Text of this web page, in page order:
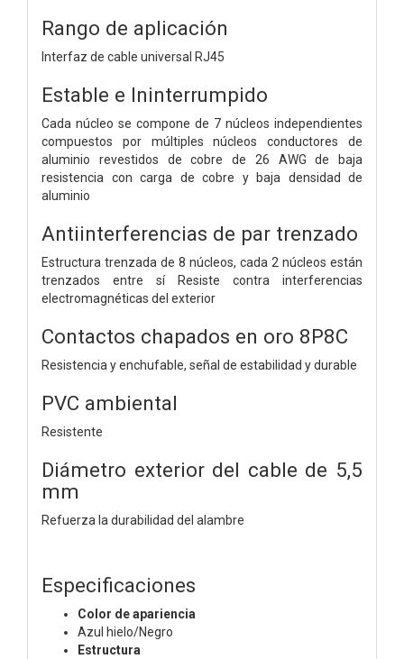
Rango de aplicación
Interfaz de cable universal RJ45
Estable e Ininterrumpido
Cada núcleo se compone de 7 núcleos independientes
compuestos por múltiples núcleos conductores de
aluminio revestidos de cobre de 26 AWG de baja
resistencia con carga de cobre y baja densidad de
aluminio
Antiinterferencias de par trenzado
Estructura trenzada de 8 núcleos, cada 2 núcleos están
trenzados entre sí Resiste contra interferencias
electromagnéticas del exterior
Contactos chapados en oro 8P8C
Resistencia y enchufable, señal de estabilidad y durable
PVC ambiental
Resistente
Diámetro exterior del cable de 5,5
mm
Refuerza la durabilidad del alambre
Especificaciones
Color de apariencia
Azul hielo/Negro
Estructura